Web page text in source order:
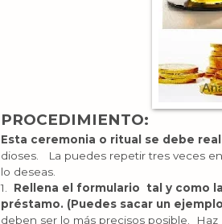
PROCEDIMIENTO:
Esta ceremonia o ritual se debe
dioses. La puedes repetir tres veces
lo deseas.
1. Rellena el formulario tal y como
préstamo. (Puedes sacar un
deben ser lo más precisos posible.